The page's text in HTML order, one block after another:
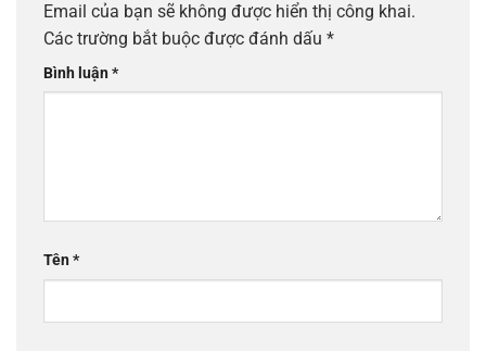
Email của bạn sẽ không được hiển thị công khai.
Các trường bắt buộc được đánh dấu *
Bình luận*
Tên*